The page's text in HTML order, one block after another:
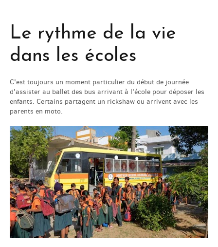
Le rythme de la vie
dans les écoles
C'est toujours un moment particulier du début de journée
d'assister au ballet des bus arrivant à l'école pour déposer les
enfants. Certains partagent un rickshaw ou arrivent avec les
parents en moto.